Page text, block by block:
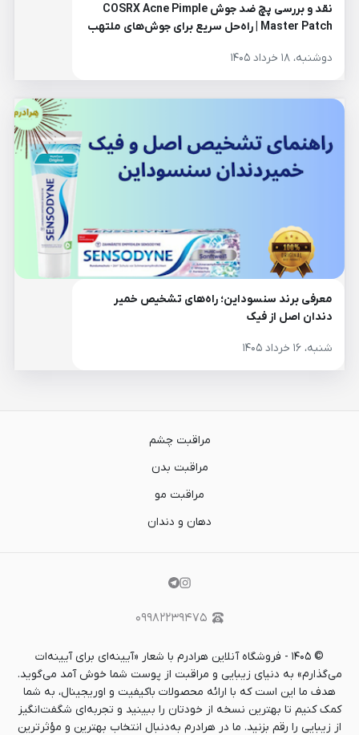
نقد و بررسی پچ ضد جوش COSRX Acne Pimple
Master Patch | راه‌حل سریع برای جوش‌های ملتهب
دوشنبه، ۱۸ خرداد ۱۴۰۵
معرفی برند سنسوداین؛ راه‌های تشخیص خمیر
دندان اصل از فیک
شنبه، ۱۶ خرداد ۱۴۰۵
مراقبت چشم
مراقبت بدن
مراقبت مو
دهان و دندان
۰۹۹۸۲۲۳۹۴۷۵
© ۱۴۰۵ - فروشگاه آنلاین هرادرم با شعار «آیینه‌ای برای آیینه‌ات
می‌گذارم» به دنیای زیبایی و مراقبت از پوست شما خوش آمد می‌گوید.
هدف ما این است که با ارائه محصولات باکیفیت و اوریجینال، به شما
کمک کنیم تا بهترین نسخه از خودتان را ببینید و تجربه‌ای شگفت‌انگیز
از زیبایی را رقم بزنید. ما در هرادرم به‌دنبال انتخاب بهترین و مؤثرترین